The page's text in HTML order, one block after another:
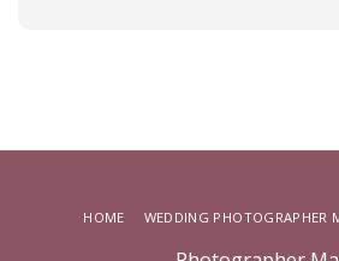
HOME WEDDING PHOTOGRAPHER